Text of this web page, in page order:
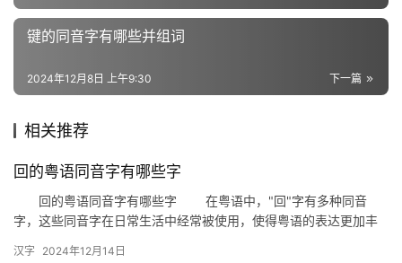
近
义
组
拼
音
键的同音字有哪些并组词
下一篇
2024年12月8日 上午9:30
相关推荐
回的粤语同音字有哪些字
回的粤语同音字有哪些字 在粤语中，"回"字有多种同音
字，这些同音字在日常生活中经常被使用，使得粤语的表达更加丰
汉字 2024年12月14日